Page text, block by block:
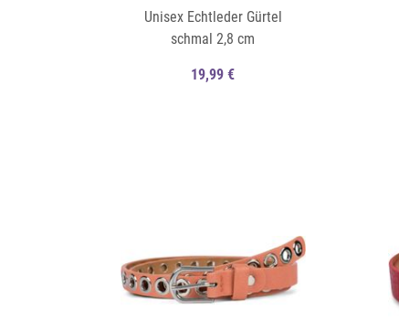
Unisex Echtleder Gürtel
schmal 2,8 cm
19,99 €